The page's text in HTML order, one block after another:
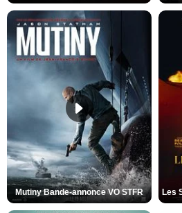
Mutiny Bande-annonce VO STFR